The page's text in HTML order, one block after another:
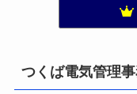
15位 ★電験三
つくば電気管理